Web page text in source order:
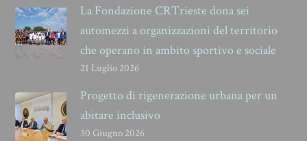
La Fondazione CRTrieste dona sei
automezzi a organizzazioni del territorio
che operano in ambito sportivo e sociale
21 Luglio 2026
Progetto di rigenerazione urbana per un
abitare inclusivo
30 Giugno 2026